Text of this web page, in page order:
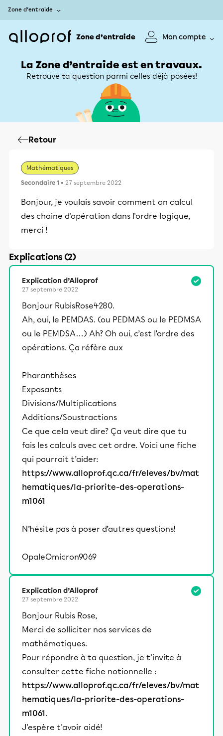
Zone d’entraide
Zone d’entraide Mon compte
La Zone d’entraide est en travaux.
Retrouve ta question parmi celles déjà posées!
Retour
Mathématiques
Secondaire 1 • 27 septembre 2022
Bonjour, je voulais savoir comment on calcul
des chaine d'opération dans l'ordre logique,
merci !
Explications (2)
Explication d’Alloprof
27 septembre 2022
Bonjour RubisRose4280.
Ah, oui, le PEMDAS. (ou PEDMAS ou le PEDMSA
ou le PEMDSA…) Ah? Oh oui, c’est l’ordre des
opérations. Ça réfère aux
Pharanthèses
Exposants
Divisions/Multiplications
Additions/Soustractions
Ce que cela veut dire? Ça veut dire que tu
fais les calculs avec cet ordre. Voici une fiche
qui pourrait t’aider:
https://www.alloprof.qc.ca/fr/eleves/bv/mat
hematiques/la-priorite-des-operations-
m1061
N’hésite pas à poser d’autres questions!
OpaleOmicron9069
Explication d’Alloprof
27 septembre 2022
Bonjour Rubis Rose,
Merci de solliciter nos services de
mathématiques.
Pour répondre à ta question, je t'invite à
consulter cette fiche notionnelle :
https://www.alloprof.qc.ca/fr/eleves/bv/mat
hematiques/la-priorite-des-operations-
m1061.
J'espère t'avoir aidé!